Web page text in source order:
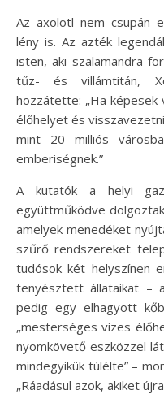
Az axolotl nem csupán
lény is. Az azték
isten, aki szalamandra
tűz- és villámtitán,
hozzátette: „Ha képesek
élőhelyet és
mint 20 milliós
emberiségnek.”
A kutatók a helyi
együttműködve
amelyek menedéket
szűrő rendszereket
tudósok két helyszínen
tenyésztett állataikat –
pedig egy elhagyott
„mesterséges vizes
nyomkövető eszközzel
mindegyikük túlélte” –
„Ráadásul azok, akiket